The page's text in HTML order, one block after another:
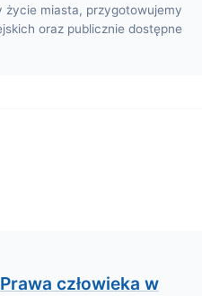
życie miasta, przygotowujemy
oraz publicznie dostępne
Prawa człowieka w